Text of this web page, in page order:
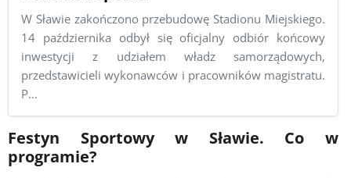
W Sławie zakończono przebudowę Stadionu Miejskiego.
14 października odbył się oficjalny odbiór końcowy
inwestycji z udziałem władz samorządowych,
przedstawicieli wykonawców i pracowników magistratu.
P…
Festyn Sportowy w Sławie. Co w
programie?